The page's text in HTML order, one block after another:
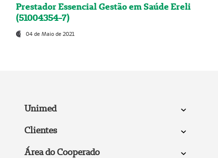
Prestador Essencial Gestão em Saúde Ereli
(51004354-7)
04 de Maio de 2021
Unimed
Clientes
Área do Cooperado